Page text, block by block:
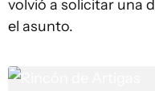
volvió a solicitar una
el asunto.